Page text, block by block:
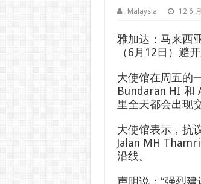
Malaysia 12 6
雅加达：马来西
（6月12日）避
大使馆在周五的
Bundaran HI 和
里全天都会出现
大使馆表示，抗
Jalan MH
沿线。
声明说：“强烈